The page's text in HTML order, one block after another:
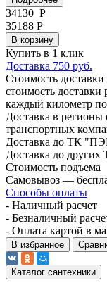
34130 Р
35188 Р
В корзину
Купить в 1 клик
Доставка 750 руб.
Стоимость
стоимость доставки
каждый километр
Доставка в регионы
транспортных
Доставка до ТК
Доставка до других
Стоимость подъема
Самовывоз —
Способы оплаты
- Наличный расчет
- Безналичный
- Оплата картой в
В избранное
Каталог сантехники